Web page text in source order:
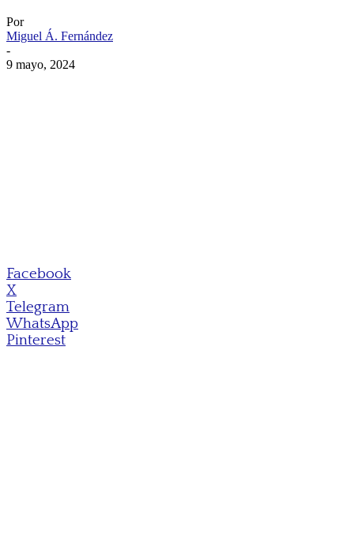
Por
Miguel Á. Fernández
-
9 mayo, 2024
Facebook
X
Telegram
WhatsApp
Pinterest